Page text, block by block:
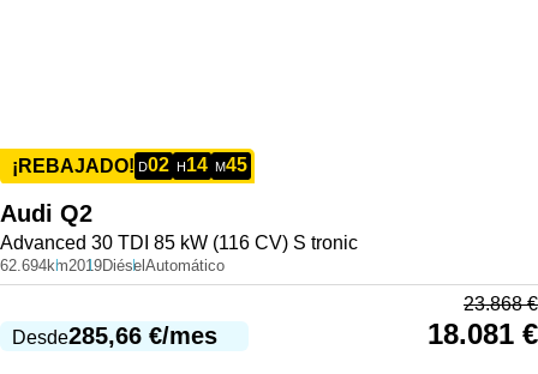
¡REBAJADO! D02 H 14 M45
Audi Q2
Advanced 30 TDI 85 kW (116 CV) S tronic
62.694km2019Diésel Automático
Desde285,66 €/mes
23.868€
18.081 €